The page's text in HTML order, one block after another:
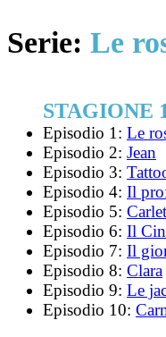
Serie: Le
STAGIONE
Episodio 1: Le
Episodio 2: Jean
Episodio 3:
Episodio 4: Il
Episodio 5:
Episodio 6: Il
Episodio 7: Il
Episodio 8: Clara
Episodio 9: Le
Episodio 10: